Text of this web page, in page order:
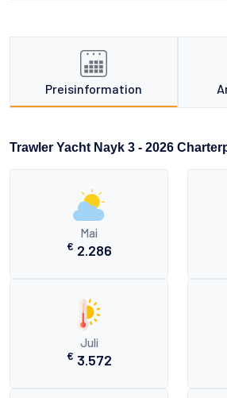
Preisinformation
Trawler Yacht Nayk 3 - 2026
Mai
€ 2.286
Juli
€ 3.572